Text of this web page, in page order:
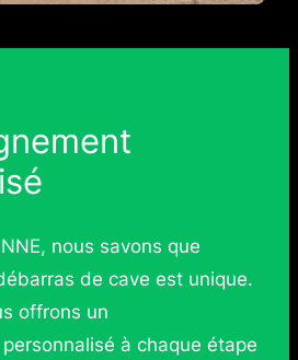
nous savons que
de cave est unique.
offrons un
à chaque étape